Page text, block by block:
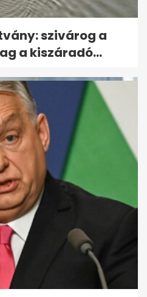
alakulását a
felfázás is...
a vállad is a
– így...
szivárog a
a kiszáradó...